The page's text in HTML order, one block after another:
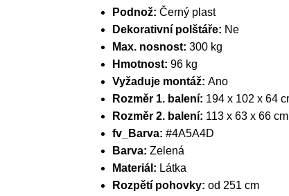
Podnož: Černý plast
Dekorativní polštáře: Ne
Max. nosnost: 300 kg
Hmotnost: 96 kg
Vyžaduje montáž: Ano
Rozměr 1. balení: 194 x 102 x 64
Rozměr 2. balení: 113 x 63 x 66
fv_Barva: #4A5A4D
Barva: Zelená
Materiál: Látka
Rozpětí pohovky: od 251 cm